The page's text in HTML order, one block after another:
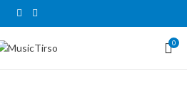
0